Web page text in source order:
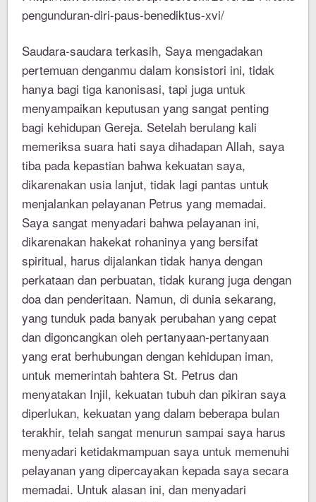
pengunduran-diri-paus-benediktus-xvi/
Saudara-saudara terkasih, Saya mengadakan
pertemuan denganmu dalam konsistori ini, tidak
hanya bagi tiga kanonisasi, tapi juga untuk
menyampaikan keputusan yang sangat penting
bagi kehidupan Gereja. Setelah berulang kali
memeriksa suara hati saya dihadapan Allah, saya
tiba pada kepastian bahwa kekuatan saya,
dikarenakan usia lanjut, tidak lagi pantas untuk
menjalankan pelayanan Petrus yang memadai.
Saya sangat menyadari bahwa pelayanan ini,
dikarenakan hakekat rohaninya yang bersifat
spiritual, harus dijalankan tidak hanya dengan
perkataan dan perbuatan, tidak kurang juga dengan
doa dan penderitaan. Namun, di dunia sekarang,
yang tunduk pada banyak perubahan yang cepat
dan digoncangkan oleh pertanyaan-pertanyaan
yang erat berhubungan dengan kehidupan iman,
untuk memerintah bahtera St. Petrus dan
menyatakan Injil, kekuatan tubuh dan pikiran saya
diperlukan, kekuatan yang dalam beberapa bulan
terakhir, telah sangat menurun sampai saya harus
menyadari ketidakmampuan saya untuk memenuhi
pelayanan yang dipercayakan kepada saya secara
memadai. Untuk alasan ini, dan menyadari